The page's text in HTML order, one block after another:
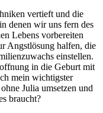
vertieft und die
denen wir uns fern des
Lebens vorbereiten
Angstlösung halfen, die
einstellen.
in die Geburt mit
mein wichtigster
Julia umsetzen und
braucht?